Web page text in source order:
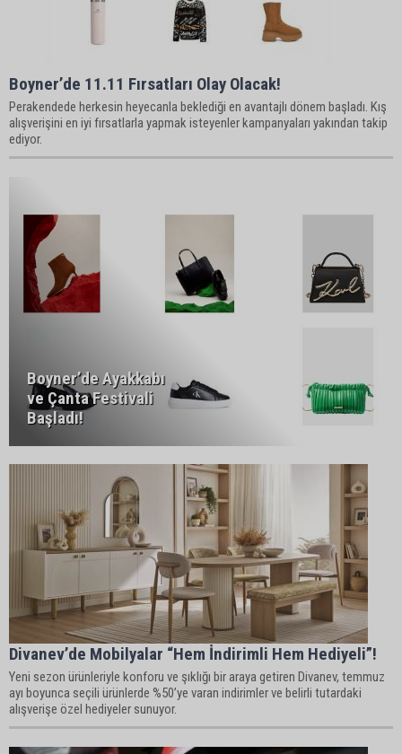
Boyner’de 11.11 Fırsatları Olay Olacak!
Perakendede herkesin heyecanla beklediği en avantajlı dönem başladı. Kış
alışverişini en iyi fırsatlarla yapmak isteyenler kampanyaları yakından takip
ediyor.
Boyner’de Ayakkabı
ve Çanta Festivali
Başladı!
Divanev’de Mobilyalar “Hem İndirimli Hem Hediyeli”!
Yeni sezon ürünleriyle konforu ve şıklığı bir araya getiren Divanev, temmuz
ayı boyunca seçili ürünlerde %50’ye varan indirimler ve belirli tutardaki
alışverişe özel hediyeler sunuyor.